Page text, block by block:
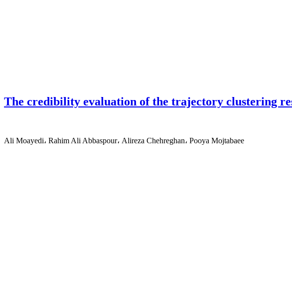
The credibility evaluation of the trajectory clustering
Ali Moayedi، Rahim Ali Abbaspour، Alireza Chehreghan، Pooya Mojtabaee